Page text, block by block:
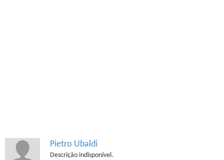
Pietro Ubaldi
Descrição indisponível.